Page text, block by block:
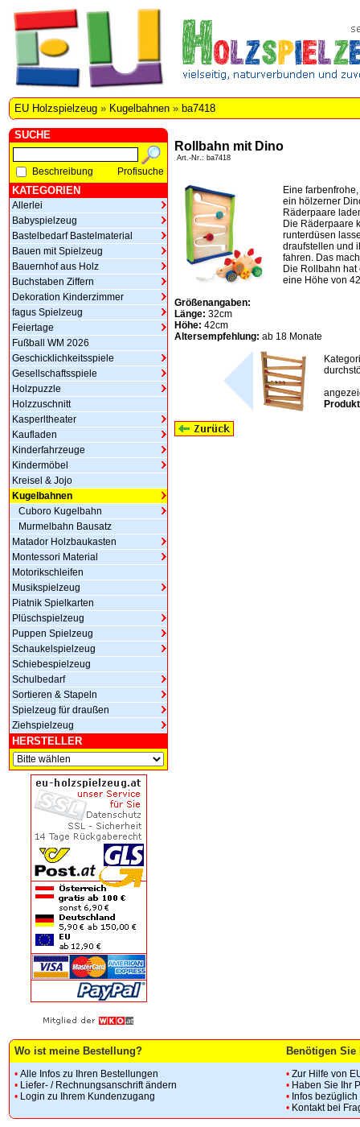
EU Holzspielzeug » Kugelbahnen » ba7418
SUCHE
Beschreibung Profisuche
KATEGORIEN
Allerlei
Babyspielzeug
Bastelbedarf Bastelmaterial
Bauen mit Spielzeug
Bauernhof aus Holz
Buchstaben Ziffern
Dekoration Kinderzimmer
fagus Spielzeug
Feiertage
Fußball WM 2026
Geschicklichkeitsspiele
Gesellschaftsspiele
Holzpuzzle
Holzzuschnitt
Kasperltheater
Kaufladen
Kinderfahrzeuge
Kindermöbel
Kreisel & Jojo
Kugelbahnen
Cuboro Kugelbahn
Murmelbahn Bausatz
Matador Holzbaukasten
Montessori Material
Motorikschleifen
Musikspielzeug
Piatnik Spielkarten
Plüschspielzeug
Puppen Spielzeug
Schaukelspielzeug
Schiebespielzeug
Schulbedarf
Sortieren & Stapeln
Spielzeug für draußen
Ziehspielzeug
HERSTELLER
Rollbahn mit Dino
Art.-Nr.: ba7418
Eine
ein hölzerner
Räderpaare
Die Räderpaare
runterdüsen
draufstellen und
fahren. Das
Die Rollbahn
eine Höhe von
Größenangaben:
Länge: 32cm
Höhe: 42cm
Altersempfehlung: ab 18 Monate
Wo ist meine Bestellung? Benötigen Sie
• Alle Infos zu Ihren Bestellungen
• Liefer- / Rechnungsanschrift ändern
• Login zu Ihrem Kundenzugang
• Zur Hilfe von
• Haben Sie Ihr
• Infos
• Kontakt bei